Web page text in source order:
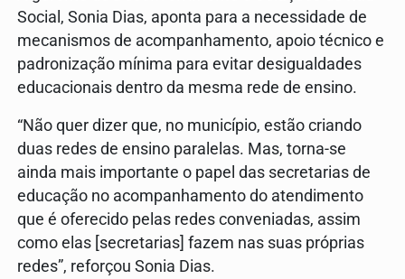
Social, Sonia Dias, aponta para a necessidade de
mecanismos de acompanhamento, apoio técnico e
padronização mínima para evitar desigualdades
educacionais dentro da mesma rede de ensino.
“Não quer dizer que, no município, estão criando
duas redes de ensino paralelas. Mas, torna-se
ainda mais importante o papel das secretarias de
educação no acompanhamento do atendimento
que é oferecido pelas redes conveniadas, assim
como elas [secretarias] fazem nas suas próprias
redes”, reforçou Sonia Dias.